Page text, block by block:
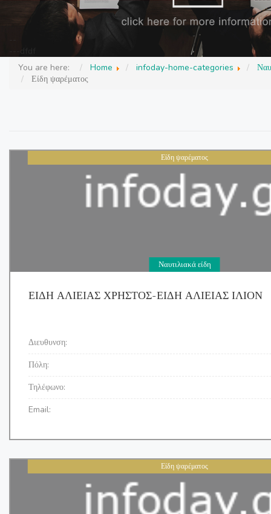
You are here:
Home infoday-home-categories
Είδη ψαρέματος
Είδη ψαρέματος
Ναυτιλιακά είδη
ΕΙΔΗ ΑΛΙΕΙΑΣ ΧΡΗΣΤΟΣ-ΕΙΔΗ ΑΛΙΕΙΑΣ ΙΛΙΟΝ
Διευθυνση:
Πόλη:
Τηλέφωνο:
Email:
Είδη ψαρέματος